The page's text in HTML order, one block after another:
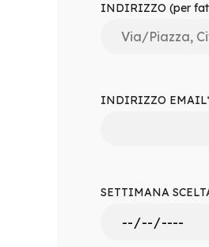
INDIRIZZO (per
INDIRIZZO
SETTIMANA